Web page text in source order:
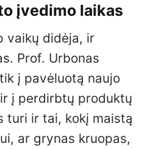
įvedimo laikas
vaikų didėja, ir
Prof. Urbonas
į pavėluotą naujo
į perdirbtų produktų
turi ir tai, kokį maistą
ar grynas kruopas,